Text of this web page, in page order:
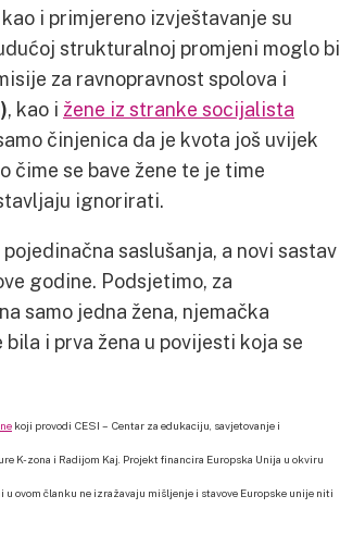
i primjereno izvještavanje su
strukturalnoj promjeni moglo bi
za ravnopravnost spolova i
, kao i žene iz stranke socijalista
činjenica da je kvota još uvijek
čime se bave žene te je time
ignorirati.
saslušanja, a novi sastav
godine. Podsjetimo, za
samo jedna žena, njemačka
bila i prva žena u povijesti koja se
koji provodi CESI – Centar za edukaciju, savjetovanje i
K-zona i Radijom Kaj. Projekt financira Europska Unija u okviru
u ovom članku ne izražavaju mišljenje i stavove Europske unije niti